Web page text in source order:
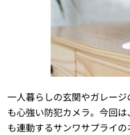
一人暮らしの玄関やガレー
も心強い防犯カメラ。今回
も連動するサンワサプライ